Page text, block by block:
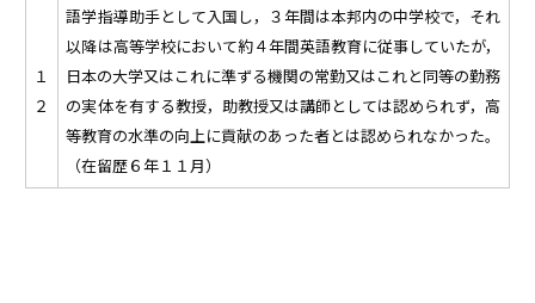
１
２
語学指導助手として入国し，３年間は本邦内の中学校で，それ
以降は高等学校において約４年間英語教育に従事していたが，
日本の大学又はこれに準ずる機関の常勤又はこれと同等の勤務
の実体を有する教授，助教授又は講師としては認められず，高
等教育の水準の向上に貢献のあった者とは認められなかった。
（在留歴６年１１月）